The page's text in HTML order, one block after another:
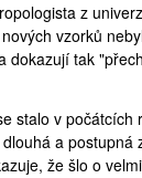
z
vzorků
dokazují tak
stalo v počátcích
a postupná
že šlo o